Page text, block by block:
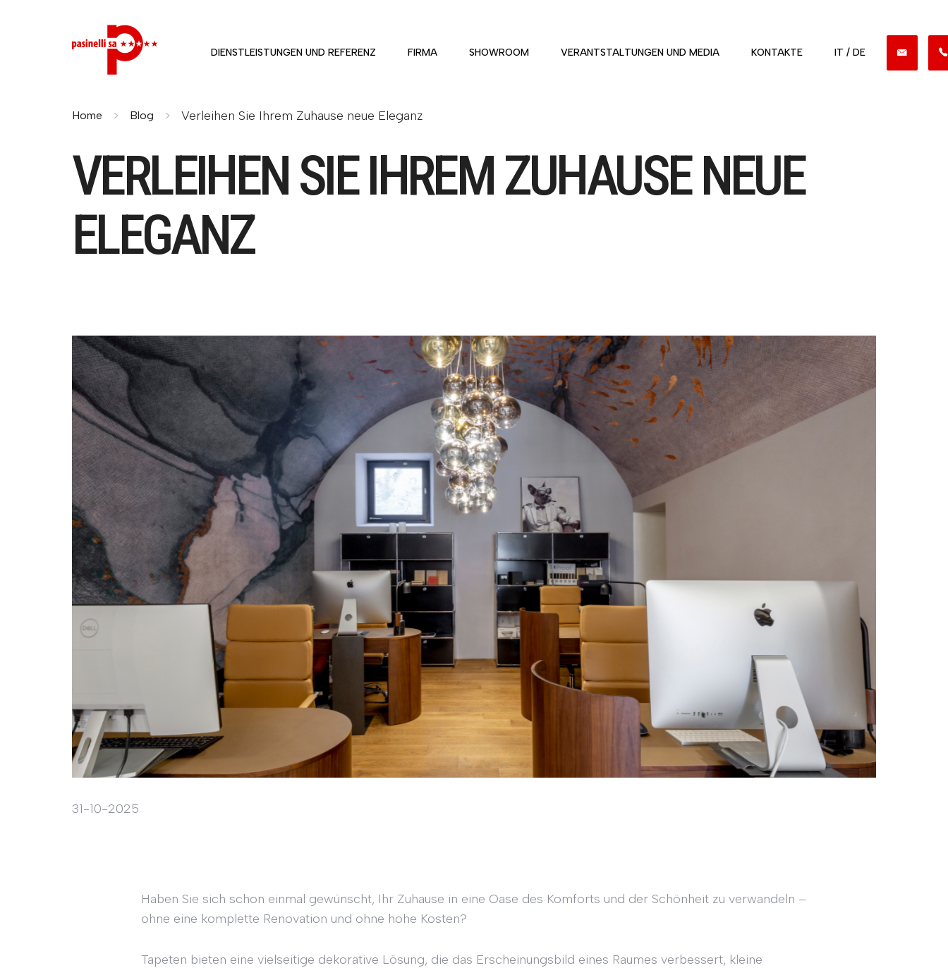
DIENSTLEISTUNGEN UND REFERENZ FIRMA SHOWROOM VERANTSTALTUNGEN UND MEDIA KONTAKTE IT / DE
Home Blog Verleihen Sie Ihrem Zuhause neue Eleganz
VERLEIHEN SIE IHREM ZUHAUSE NEUE
ELEGANZ
31-10-2025
Haben Sie sich schon einmal gewünscht, Ihr Zuhause in eine Oase des Komforts und der Schönheit zu verwandeln –
ohne eine komplette Renovation und ohne hohe Kosten?
Tapeten bieten eine vielseitige dekorative Lösung, die das Erscheinungsbild eines Raumes verbessert, kleine